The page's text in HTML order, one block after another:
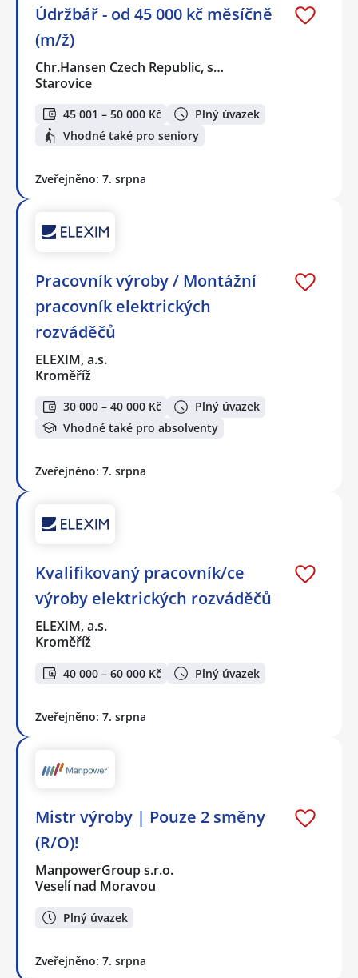
Údržbář - od 45 000 kč měsíčně
(m/ž)
Chr.Hansen Czech Republic, s…
Starovice
45 001 – 50 000 Kč
Plný úvazek
Vhodné také pro seniory
Zveřejněno: 7. srpna
Pracovník výroby / Montážní
pracovník elektrických
rozváděčů
ELEXIM, a.s.
Kroměříž
30 000 – 40 000 Kč
Plný úvazek
Vhodné také pro absolventy
Zveřejněno: 7. srpna
Kvalifikovaný pracovník/ce
výroby elektrických rozváděčů
ELEXIM, a.s.
Kroměříž
40 000 – 60 000 Kč Plný úvazek
Zveřejněno: 7. srpna
Mistr výroby | Pouze 2 směny
(R/O)!
ManpowerGroup s.r.o.
Veselí nad Moravou
Plný úvazek
Zveřejněno: 7. srpna